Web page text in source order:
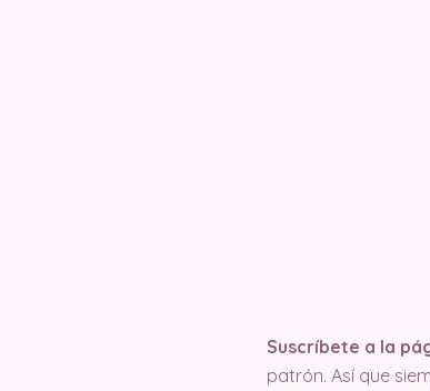
Suscríbete a la
patrón. Así que